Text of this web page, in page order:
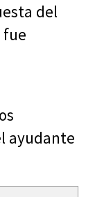
del
fue
ayudante